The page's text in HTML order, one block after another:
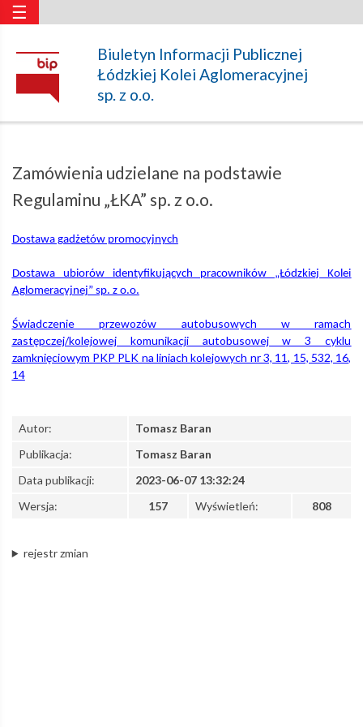
Zamówienia
udzielane
podstawie
Regulaminu
„ŁKA”
sp.
o.o.
Łódzka
Biuletyn Informacji Publicznej
Łódzkiej Kolei Aglomeracyjnej
sp. z o.o.
☰
Zamówienia udzielane na podstawie
Regulaminu „ŁKA” sp. z o.o.
Dostawa gadżetów promocyjnych
Dostawa ubiorów identyfikujących pracowników „Łódzkiej Kolei
Aglomeracyjnej” sp. z o.o.
Świadczenie przewozów autobusowych w ramach
zastępczej/kolejowej komunikacji autobusowej w 3 cyklu
zamknięciowym PKP PLK na liniach kolejowych nr 3, 11, 15, 532, 16,
14
Autor: Tomasz Baran
Wersja: 157 Wyświetleń: 808
Publikacja:
Tomasz Baran
Data publikacji:
2023-06-07 13:32:24
rejestr zmian